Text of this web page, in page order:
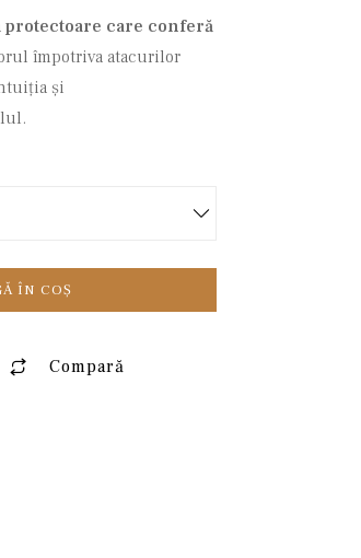
protectoare care conferă
împotriva atacurilor
și
ÎN COȘ
Compară